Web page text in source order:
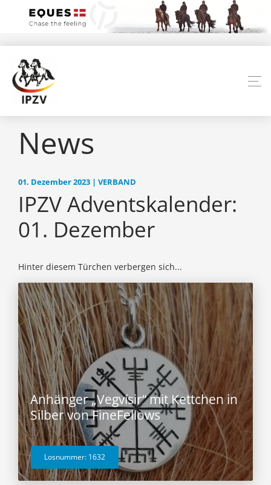
News
01. Dezember 2023 | VERBAND
IPZV Adventskalender:
01. Dezember
Hinter diesem Türchen verbergen sich...
Anhänger „Vegvísir“ mit Kettchen in
Silber von FineFellows
Losnummer: 1632